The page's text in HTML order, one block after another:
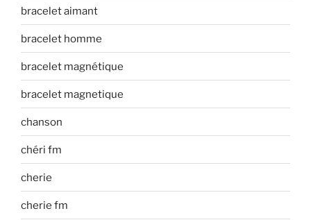
bracelet aimant
bracelet homme
bracelet magnétique
bracelet magnetique
chanson
chéri fm
cherie
cherie fm